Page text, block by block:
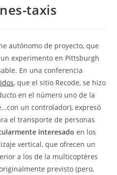
taxis
autónomo de proyecto, que
experimento en Pittsburgh
En una conferencia
, que el sitio Recode, se hizo
en el número uno de la
un controlador), expresó
el transporte de personas
interesado en los
vertical, que ofrecen un
a los de la multicoptères
previsto (pero,